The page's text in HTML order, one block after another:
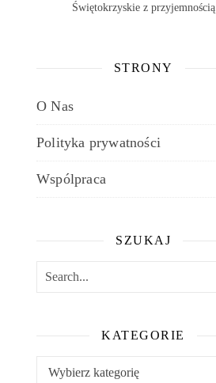
Świętokrzyskie z przyjemnością
STRONY
O Nas
Polityka prywatności
Wspólpraca
SZUKAJ
KATEGORIE